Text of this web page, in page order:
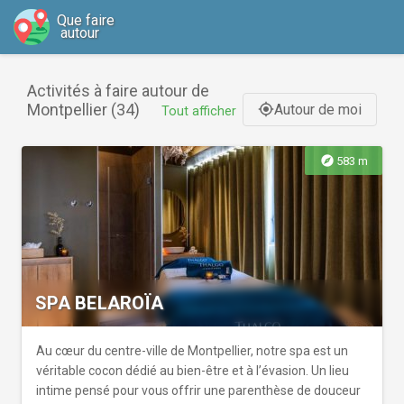
Que faire
autour
Activités à faire autour de
Montpellier (34)
Tout afficher gps_fixedAutour de moi
explore 583 m
SPA BELAROÏA
Au cœur du centre-ville de Montpellier, notre spa est un
véritable cocon dédié au bien-être et à l’évasion. Un lieu
intime pensé pour vous offrir une parenthèse de douceur